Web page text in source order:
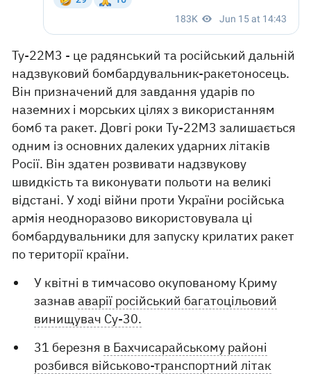
Ту-22М3 - це радянський та російський дальній
надзвуковий бомбардувальник-ракетоносець.
Він призначений для завдання ударів по
наземних і морських цілях з використанням
бомб та ракет. Довгі роки Ту-22М3 залишається
одним із основних далеких ударних літаків
Росії. Він здатен розвивати надзвукову
швидкість та виконувати польоти на великі
відстані. У ході війни проти України російська
армія неодноразово використовувала ці
бомбардувальники для запуску крилатих ракет
по території країни.
У квітні в тимчасово окупованому Криму
зазнававарії російський багатоцільовий
винищувач Су-30.
31 березня в Бахчисарайському районі
розбився військово-транспортний літак